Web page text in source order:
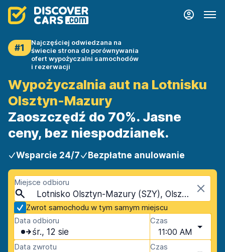
#1
Najczęściej odwiedzana na
świecie strona do porównywania
ofert wypożyczalni samochodów
i rezerwacji
Wypożyczalnia aut na Lotnisku
Olsztyn-Mazury
Zaoszczędź do 70%. Jasne
ceny, bez niespodzianek.
Wsparcie 24/7 Bezpłatne anulowanie
Miejsce odbioru
Lotnisko Olsztyn-Mazury (SZY), Olsztyn, Polska
Zwrot samochodu w tym samym miejscu
Data odbioru
śr., 12 sie
Czas
11:00 AM
Data zwrotu Czas